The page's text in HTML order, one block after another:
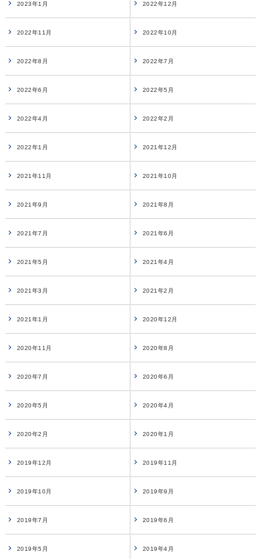
2023年1月 2022年12月
2022年11月 2022年10月
2022年8月 2022年7月
2022年6月 2022年5月
2022年4月 2022年2月
2022年1月 2021年12月
2021年11月 2021年10月
2021年9月 2021年8月
2021年7月 2021年6月
2021年5月 2021年4月
2021年3月 2021年2月
2021年1月 2020年12月
2020年11月 2020年8月
2020年7月 2020年6月
2020年5月 2020年4月
2020年2月 2020年1月
2019年12月 2019年11月
2019年10月 2019年9月
2019年7月 2019年6月
2019年5月 2019年4月